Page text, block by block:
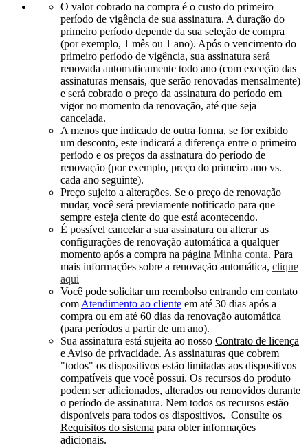
O valor cobrado na compra é o custo do primeiro
período de vigência de sua assinatura. A duração do
primeiro período depende da sua seleção de compra
(por exemplo, 1 mês ou 1 ano). Após o vencimento do
primeiro período de vigência, sua assinatura será
renovada automaticamente todo ano (com exceção das
assinaturas mensais, que serão renovadas mensalmente)
e será cobrado o preço da assinatura do período em
vigor no momento da renovação, até que seja
cancelada.
A menos que indicado de outra forma, se for exibido
um desconto, este indicará a diferença entre o primeiro
período e os preços da assinatura do período de
renovação (por exemplo, preço do primeiro ano vs.
cada ano seguinte).
Preço sujeito a alterações. Se o preço de renovação
mudar, você será previamente notificado para que
sempre esteja ciente do que está acontecendo.
É possível cancelar a sua assinatura ou alterar as
configurações de renovação automática a qualquer
momento após a compra na página Minha conta. Para
mais informações sobre a renovação automática, clique
aqui
Você pode solicitar um reembolso entrando em contato
com Atendimento ao cliente em até 30 dias após a
compra ou em até 60 dias da renovação automática
(para períodos a partir de um ano).
Sua assinatura está sujeita ao nosso Contrato de licença
e Aviso de privacidade. As assinaturas que cobrem
"todos" os dispositivos estão limitadas aos dispositivos
compatíveis que você possui. Os recursos do produto
podem ser adicionados, alterados ou removidos durante
o período de assinatura. Nem todos os recursos estão
disponíveis para todos os dispositivos. Consulte os
Requisitos do sistema para obter informações
adicionais.